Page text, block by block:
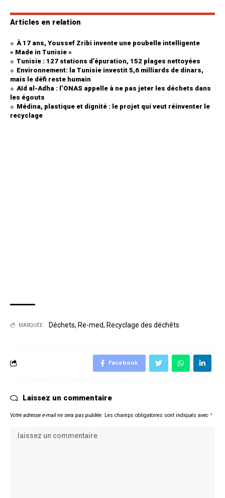
Articles en relation
À 17 ans, Youssef Zribi invente une poubelle intelligente
« Made in Tunisie »
Tunisie : 127 stations d’épuration, 152 plages nettoyées
Environnement: la Tunisie investit 5,6 milliards de dinars,
mais le défi reste humain
Aïd al-Adha : l’ONAS appelle à ne pas jeter les déchets dans
les égouts
Médina, plastique et dignité : le projet qui veut réinventer le
recyclage
MARQUÉE: Déchets, Re-med, Recyclage des déchêts
Facebook
Laissez un commentaire
Votre adresse e-mail ne sera pas publiée. Les champs obligatoires sont indiqués avec *